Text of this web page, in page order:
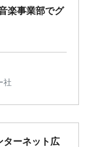
楽事業部でグ
社
ターネット広